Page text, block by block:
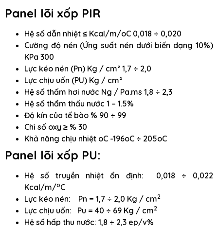
Panel lõi xốp PIR
Hệ số dẫn nhiệt ≤ Kcal/m/oC 0,018 ÷ 0,020
Cường độ nén (Ứng suất nén dưới biến dạng 10%)
KPa 300
Lực kéo nén (Pn) Kg / cm² 1,7 ÷ 2,0
Lực chịu uốn (PU) Kg / cm²
Hệ số thấm hơi nước Ng / Pa.ms 1,8 ÷ 2,3
Hệ số thẩm thấu nước 1 – 1.5%
Độ kín của tế bào % 90 ÷ 99
Chỉ số oxy ≥ % 30
Khả năng chịu nhiệt oC -196oC ÷ 205oC
Panel lõi xốp PU:
Hệ số truyền nhiệt ổn định: 0,018 ÷ 0,022
Kcal/m/oC
Lực kéo nén: Pn = 1,7 ÷ 2,0 Kg / cm2
Lực chịu uốn: Pu = 40 ÷ 69 Kg / cm2
Hệ số hấp thu nước: 1,8 ÷ 2,3 ep/v%